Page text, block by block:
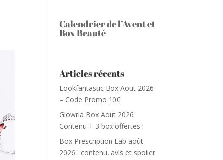
Calendrier de l’Avent et
Box Beauté
Articles récents
Lookfantastic Box Aout 2026
– Code Promo 10€
Glowria Box Aout 2026
Contenu + 3 box offertes !
Box Prescription Lab août
2026 : contenu, avis et spoiler